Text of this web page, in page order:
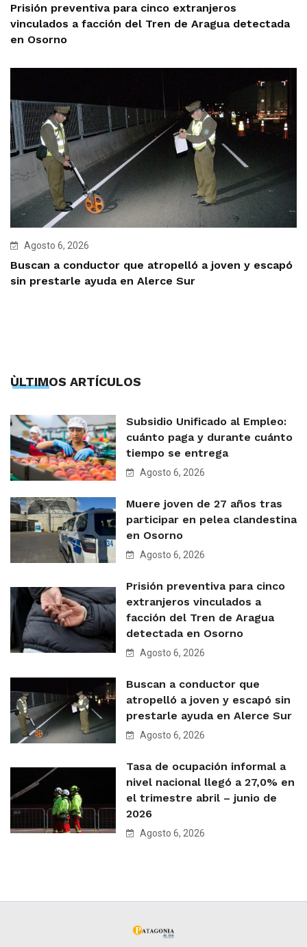
Prisión preventiva para cinco extranjeros
vinculados a facción del Tren de Aragua detectada
en Osorno
Agosto 6, 2026
Buscan a conductor que atropelló a joven y escapó
sin prestarle ayuda en Alerce Sur
ÙLTIMOS ARTÍCULOS
Subsidio Unificado al Empleo:
cuánto paga y durante cuánto
tiempo se entrega
Agosto 6, 2026
Muere joven de 27 años tras
participar en pelea clandestina
en Osorno
Agosto 6, 2026
Prisión preventiva para cinco
extranjeros vinculados a
facción del Tren de Aragua
detectada en Osorno
Agosto 6, 2026
Buscan a conductor que
atropelló a joven y escapó sin
prestarle ayuda en Alerce Sur
Agosto 6, 2026
Tasa de ocupación informal a
nivel nacional llegó a 27,0% en
el trimestre abril – junio de
2026
Agosto 6, 2026